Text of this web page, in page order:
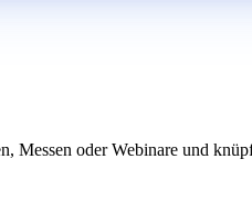
Messen oder Webinare und